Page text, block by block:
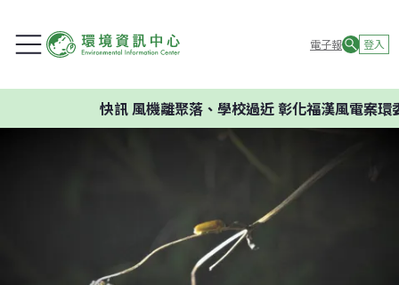
電子報 登入
風機離聚落、學校過近 彰化福漢風電案環委建議